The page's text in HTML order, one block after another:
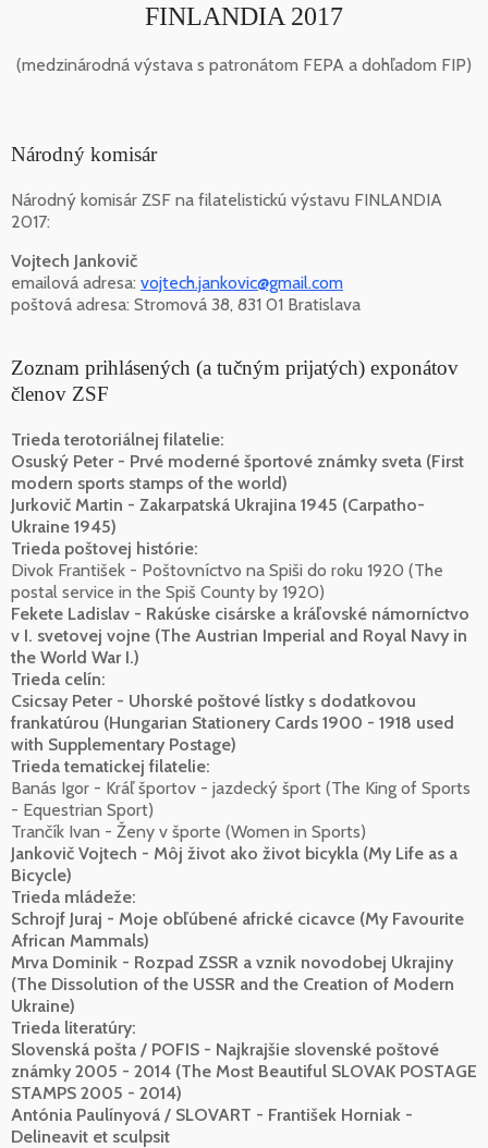
FINLANDIA 2017
(medzinárodná výstava s patronátom FEPA a dohľadom FIP)
Národný komisár
Národný komisár ZSF na filatelistickú výstavu FINLANDIA
2017:
Vojtech Jankovič
emailová adresa: vojtech.jankovic@gmail.com
poštová adresa: Stromová 38, 831 01 Bratislava
Zoznam prihlásených (a tučným prijatých) exponátov
členov ZSF
Trieda terotoriálnej filatelie:
Osuský Peter - Prvé moderné športové známky sveta (First
modern sports stamps of the world)
Jurkovič Martin - Zakarpatská Ukrajina 1945 (Carpatho-
Ukraine 1945)
Trieda poštovej histórie:
Divok František - Poštovníctvo na Spiši do roku 1920 (The
postal service in the Spiš County by 1920)
Fekete Ladislav - Rakúske cisárske a kráľovské námorníctvo
v I. svetovej vojne (The Austrian Imperial and Royal Navy in
the World War I.)
Trieda celín:
Csicsay Peter - Uhorské poštové lístky s dodatkovou
frankatúrou (Hungarian Stationery Cards 1900 - 1918 used
with Supplementary Postage)
Trieda tematickej filatelie:
Banás Igor - Kráľ športov - jazdecký šport (The King of Sports
- Equestrian Sport)
Trančík Ivan - Ženy v športe (Women in Sports)
Jankovič Vojtech - Môj život ako život bicykla (My Life as a
Bicycle)
Trieda mládeže:
Schrojf Juraj - Moje obľúbené africké cicavce (My Favourite
African Mammals)
Mrva Dominik - Rozpad ZSSR a vznik novodobej Ukrajiny
(The Dissolution of the USSR and the Creation of Modern
Ukraine)
Trieda literatúry:
Slovenská pošta / POFIS - Najkrajšie slovenské poštové
známky 2005 - 2014 (The Most Beautiful SLOVAK POSTAGE
STAMPS 2005 - 2014)
Antónia Paulínyová / SLOVART - František Horniak -
Delineavit et sculpsit